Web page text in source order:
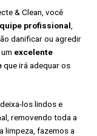
& Clean, você
profissional
danificar ou agredir
excelente
que irá adequar os
los lindos e
removendo toda a
limpeza, fazemos a